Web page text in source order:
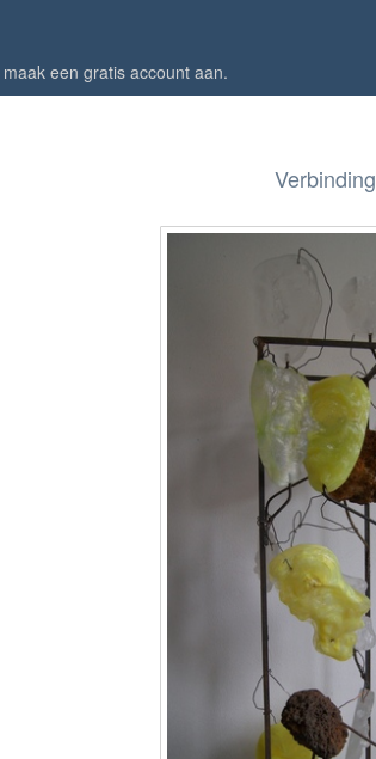
maak een gratis account aan.
Verbinding